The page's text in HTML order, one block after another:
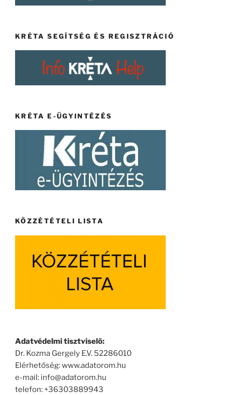
KRÉTA SEGÍTSÉG ÉS REGISZTRÁCIÓ
KRÉTA E-ÜGYINTÉZÉS
KÖZZÉTÉTELI LISTA
Adatvédelmi tisztviselő:
Dr. Kozma Gergely E.V. 52286010
Elérhetőség: www.adatorom.hu
e-mail: info@adatorom.hu
telefon: +36303889943